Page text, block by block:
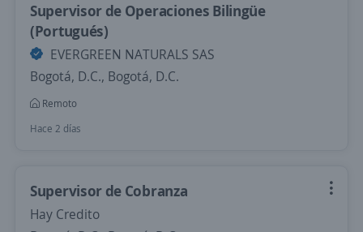
Supervisor de Operaciones Bilingüe
(Portugués)
EVERGREEN NATURALS SAS
Bogotá, D.C., Bogotá, D.C.
Remoto
Hace 2 días
Supervisor de Cobranza
Hay Credito